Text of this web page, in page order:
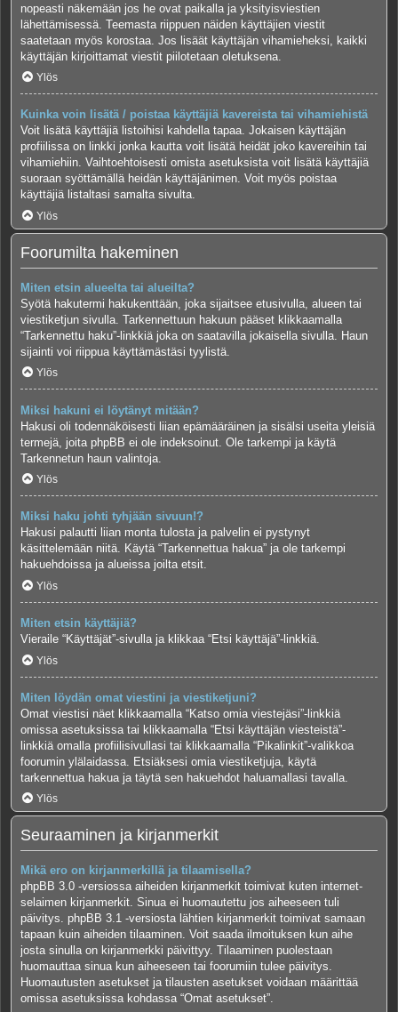
nopeasti näkemään jos he ovat paikalla ja yksityisviestien
lähettämisessä. Teemasta riippuen näiden käyttäjien viestit
saatetaan myös korostaa. Jos lisäät käyttäjän vihamieheksi, kaikki
käyttäjän kirjoittamat viestit piilotetaan oletuksena.
Ylös
Kuinka voin lisätä / poistaa käyttäjiä kavereista tai vihamiehistä
Voit lisätä käyttäjiä listoihisi kahdella tapaa. Jokaisen käyttäjän
profiilissa on linkki jonka kautta voit lisätä heidät joko kavereihin tai
vihamiehiin. Vaihtoehtoisesti omista asetuksista voit lisätä käyttäjiä
suoraan syöttämällä heidän käyttäjänimen. Voit myös poistaa
käyttäjiä listaltasi samalta sivulta.
Ylös
Foorumilta hakeminen
Miten etsin alueelta tai alueilta?
Syötä hakutermi hakukenttään, joka sijaitsee etusivulla, alueen tai
viestiketjun sivulla. Tarkennettuun hakuun pääset klikkaamalla
“Tarkennettu haku”-linkkiä joka on saatavilla jokaisella sivulla. Haun
sijainti voi riippua käyttämästäsi tyylistä.
Ylös
Miksi hakuni ei löytänyt mitään?
Hakusi oli todennäköisesti liian epämääräinen ja sisälsi useita yleisiä
termejä, joita phpBB ei ole indeksoinut. Ole tarkempi ja käytä
Tarkennetun haun valintoja.
Ylös
Miksi haku johti tyhjään sivuun!?
Hakusi palautti liian monta tulosta ja palvelin ei pystynyt
käsittelemään niitä. Käytä “Tarkennettua hakua” ja ole tarkempi
hakuehdoissa ja alueissa joilta etsit.
Ylös
Miten etsin käyttäjiä?
Vieraile “Käyttäjät”-sivulla ja klikkaa “Etsi käyttäjä”-linkkiä.
Ylös
Miten löydän omat viestini ja viestiketjuni?
Omat viestisi näet klikkaamalla “Katso omia viestejäsi”-linkkiä
omissa asetuksissa tai klikkaamalla “Etsi käyttäjän viesteistä”-
linkkiä omalla profiilisivullasi tai klikkaamalla “Pikalinkit”-valikkoa
foorumin ylälaidassa. Etsiäksesi omia viestiketjuja, käytä
tarkennettua hakua ja täytä sen hakuehdot haluamallasi tavalla.
Ylös
Seuraaminen ja kirjanmerkit
Mikä ero on kirjanmerkillä ja tilaamisella?
phpBB 3.0 -versiossa aiheiden kirjanmerkit toimivat kuten internet-
selaimen kirjanmerkit. Sinua ei huomautettu jos aiheeseen tuli
päivitys. phpBB 3.1 -versiosta lähtien kirjanmerkit toimivat samaan
tapaan kuin aiheiden tilaaminen. Voit saada ilmoituksen kun aihe
josta sinulla on kirjanmerkki päivittyy. Tilaaminen puolestaan
huomauttaa sinua kun aiheeseen tai foorumiin tulee päivitys.
Huomautusten asetukset ja tilausten asetukset voidaan määrittää
omissa asetuksissa kohdassa “Omat asetukset”.